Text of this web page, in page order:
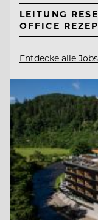
LEITUNG
OFFICE
Entdecke alle Jobs